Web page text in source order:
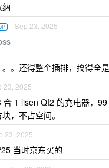
Sep 23, 2025
。还得整个插排，搞得全
23, 2025
合 1 lisen QI2 的充电器，
，不占空间。
23, 2025
当时京东买的